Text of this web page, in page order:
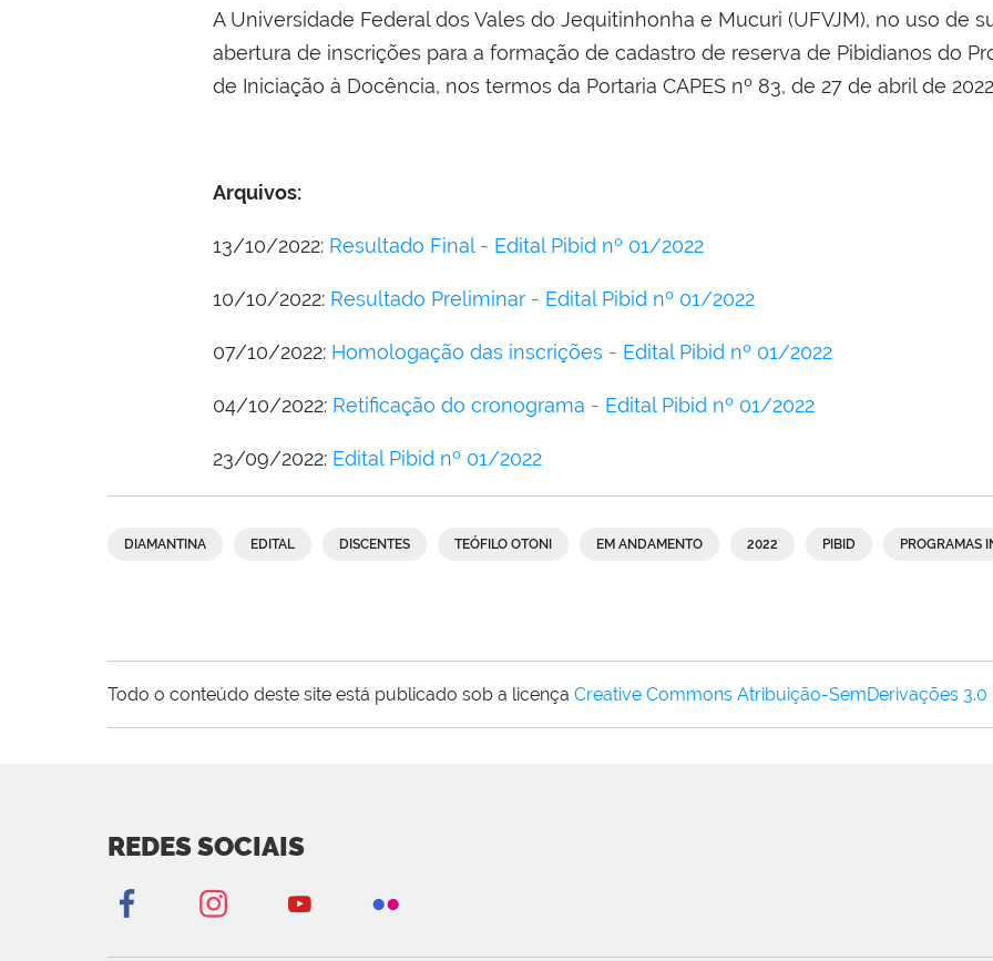
A Universidade Federal dos Vales do Jequitinhonha e Mucuri (UFVJM), no uso de
abertura de inscrições para a formação de cadastro de reserva de Pibidianos do
de Iniciação à Docência, nos termos da Portaria CAPES nº 83, de 27 de abril de
Arquivos:
13/10/2022: Resultado Final - Edital Pibid nº 01/2022
10/10/2022: Resultado Preliminar - Edital Pibid nº 01/2022
07/10/2022: Homologação das inscrições - Edital Pibid nº 01/2022
04/10/2022: Retificação do cronograma - Edital Pibid nº 01/2022
23/09/2022: Edital Pibid nº 01/2022
DIAMANTINA EDITAL DISCENTES TEÓFILO OTONI EM ANDAMENTO 2022 PIBID PROGRAMAS
Todo o conteúdo deste site está publicado sob a licença Creative Commons Atribuição-SemDerivações
REDES SOCIAIS